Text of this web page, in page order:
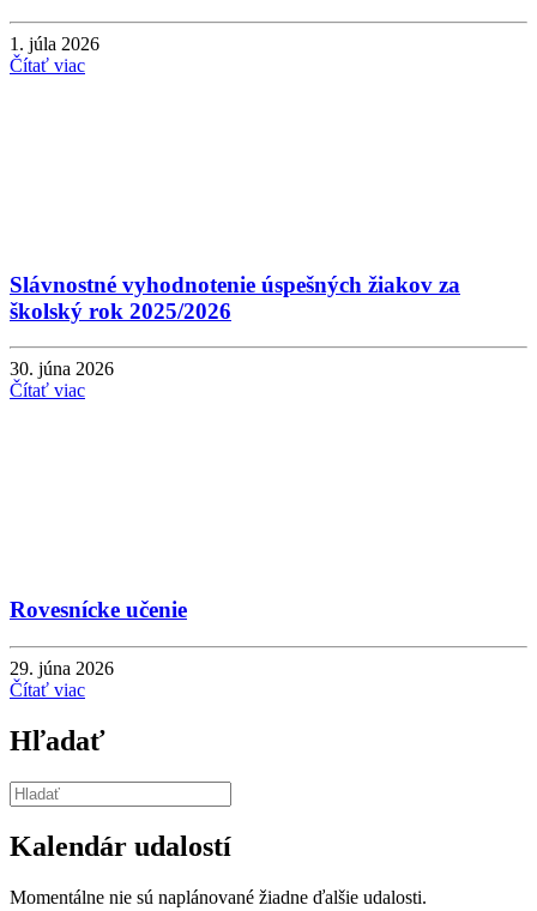
1. júla 2026
Čítať viac
Slávnostné vyhodnotenie úspešných žiakov za
školský rok 2025/2026
30. júna 2026
Čítať viac
Rovesnícke učenie
29. júna 2026
Čítať viac
Hľadať
Kalendár udalostí
Momentálne nie sú naplánované žiadne ďalšie udalosti.